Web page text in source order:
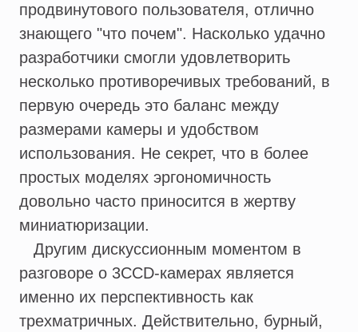
продвинутового пользователя, отлично
знающего "что почем". Насколько удачно
разработчики смогли удовлетворить
несколько противоречивых требований, в
первую очередь это баланс между
размерами камеры и удобством
использования. Не секрет, что в более
простых моделях эргономичность
довольно часто приносится в жертву
миниатюризации.
Другим дискуссионным моментом в
разговоре о 3CCD-камерах является
именно их перспективность как
трехматричных. Действительно, бурный,